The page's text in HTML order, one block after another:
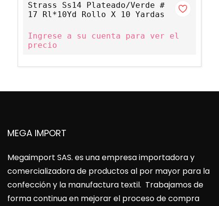
Strass Ss14 Plateado/Verde #
17 Rl*10Yd Rollo X 10 Yardas
Ingrese a su cuenta para ver el
precio
MEGA IMPORT
Megaimport SAS. es una empresa importadora y
comercializadora de productos al por mayor para la
confección y la manufactura textil. Trabajamos de
forma continua en mejorar el proceso de compra